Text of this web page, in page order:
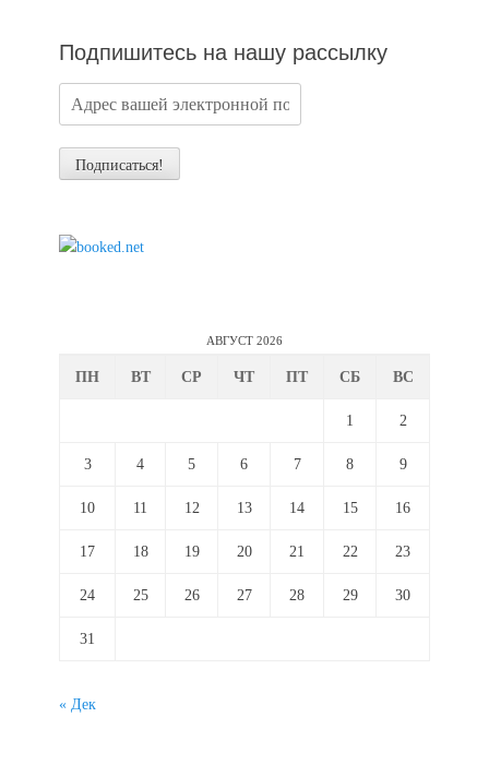
Подпишитесь на нашу рассылку
АВГУСТ 2026
ПН ВТ СР ЧТ ПТ СБ ВС
1 2
3 4 5 6 7 8 9
10 11 12 13 14 15 16
17 18 19 20 21 22 23
24 25 26 27 28 29 30
31
« Дек